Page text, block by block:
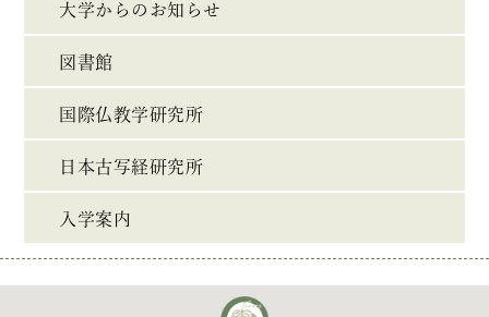
大学からのお知らせ
図書館
国際仏教学研究所
日本古写経研究所
入学案内